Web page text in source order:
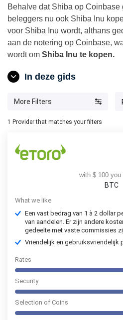
Behalve dat Shiba op Coinbase
beleggers nu ook Shiba Inu
voor Shiba Inu wordt, althans
aan de notering op Coinbase,
wordt om Shiba Inu te kopen.
In deze gids
More Filters
1 Provider that matches your filters
with $ 100 you
BTC
What we like
Een vast bedrag van 1 à 2 dollar
van aandelen. Er zijn andere
gedeelte met vaste commissies
Vriendelijk en gebruiksvriendelijk
Rates
Security
Selection of Coins